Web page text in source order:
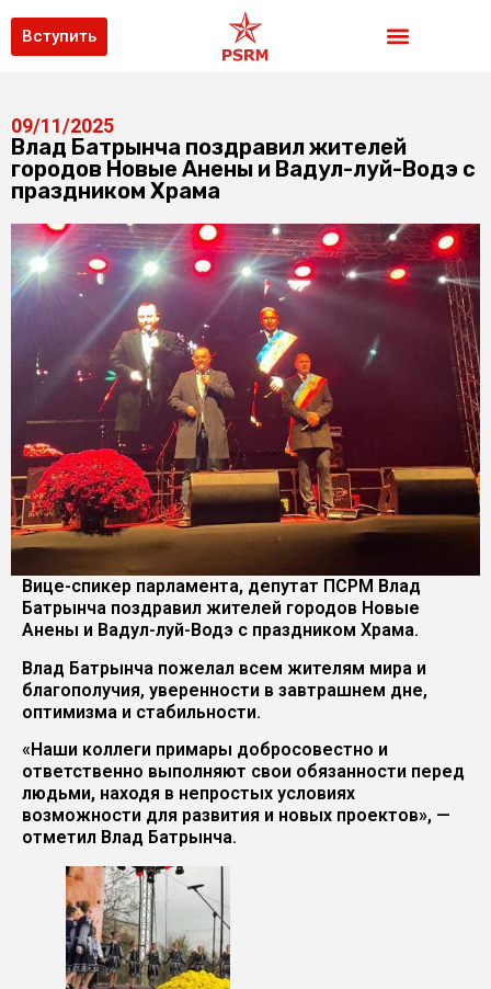
Вступить
09/11/2025
Влад Батрынча поздравил жителей
городов Новые Анены и Вадул-луй-Водэ с
праздником Храма
Вице-спикер парламента, депутат ПСРМ Влад
Батрынча поздравил жителей городов Новые
Анены и Вадул-луй-Водэ с праздником Храма.
Влад Батрынча пожелал всем жителям мира и
благополучия, уверенности в завтрашнем дне,
оптимизма и стабильности.
«Наши коллеги примары добросовестно и
ответственно выполняют свои обязанности перед
людьми, находя в непростых условиях
возможности для развития и новых проектов», —
отметил Влад Батрынча.